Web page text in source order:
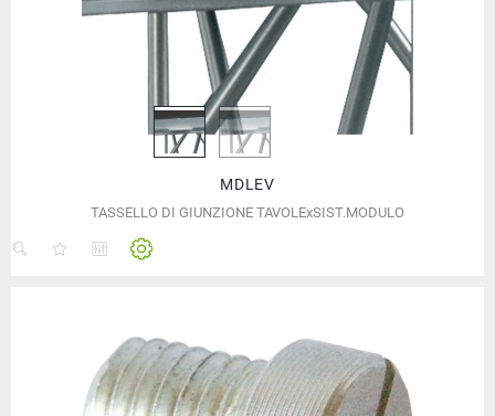
MDLEV
TASSELLO DI GIUNZIONE TAVOLExSIST.MODULO